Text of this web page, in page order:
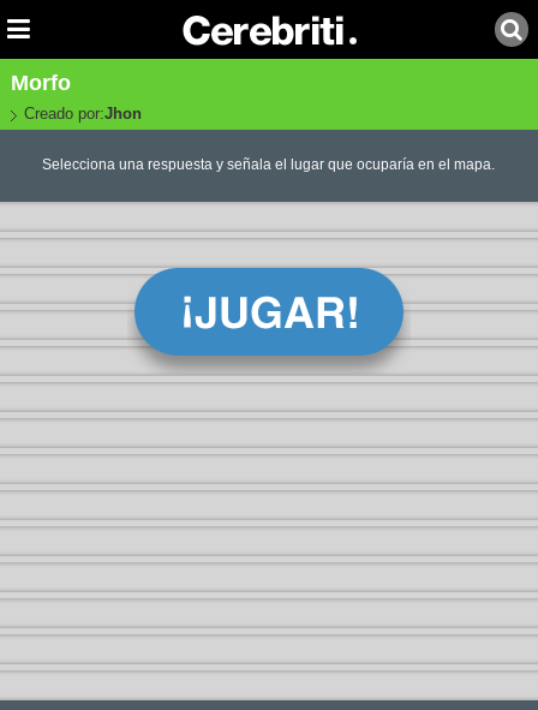
Morfo
Creado por:Jhon
Selecciona una respuesta y señala el lugar que ocuparía en el mapa.